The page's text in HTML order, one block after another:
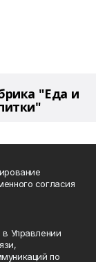
"Еда и
согласия
в Управлении
по